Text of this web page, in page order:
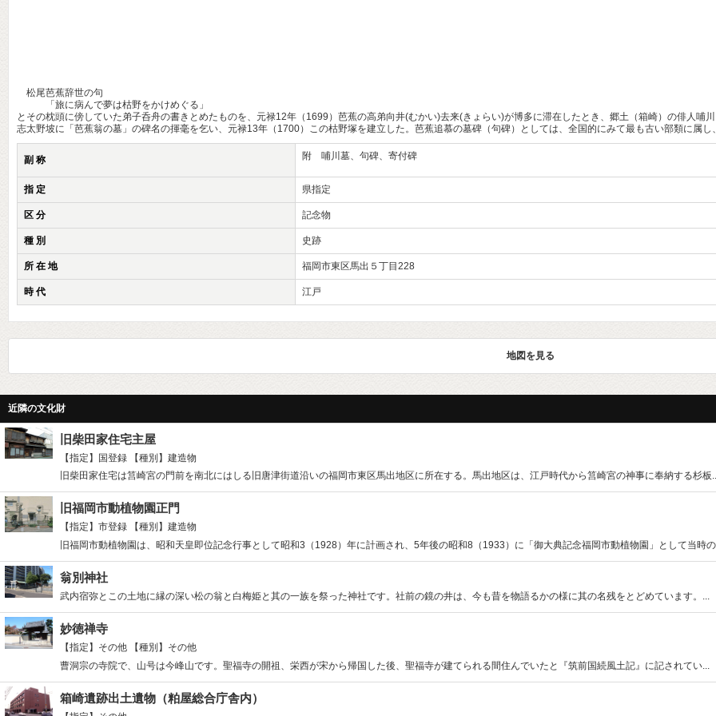
松尾芭蕉辞世の句
「旅に病んで夢は枯野をかけめぐる」
とその枕頭に傍していた弟子呑舟の書きとめたものを、元禄12年（1699）芭蕉の高弟向井(むかい)去来(きょらい)が博多に滞在したとき、郷土（箱崎）の俳人哺
志太野坡に「芭蕉翁の墓」の碑名の揮毫を乞い、元禄13年（1700）この枯野塚を建立した。芭蕉追慕の墓碑（句碑）としては、全国的にみて最も古い部類に属し
副 称 附 哺川墓、句碑、寄付碑
指 定 県指定
区 分 記念物
種 別 史跡
所 在 地 福岡市東区馬出５丁目228
時 代 江戸
地図を見る
近隣の文化財
旧柴田家住宅主屋
【指定】国登録
【種別】建造物
旧柴田家住宅は筥崎宮の門前を南北にはしる旧唐津街道沿いの福岡市東区馬出地区に所在する。馬出地区は、江戸時代から筥崎宮の神事に奉納する杉板
旧福岡市動植物園正門
【指定】市登録
【種別】建造物
旧福岡市動植物園は、昭和天皇即位記念行事として昭和3（1928）年に計画され、5年後の昭和8（1933）に「御大典記念福岡市動植物園」として当時
翁別神社
武内宿弥とこの土地に縁の深い松の翁と白梅姫と其の一族を祭った神社です。社前の鏡の井は、今も昔を物語るかの様に其の名残をとどめています。...
妙徳禅寺
【指定】その他
【種別】その他
曹洞宗の寺院で、山号は今峰山です。聖福寺の開祖、栄西が宋から帰国した後、聖福寺が建てられる間住んでいたと『筑前国続風土記』に記されてい...
箱崎遺跡出土遺物（粕屋総合庁舎内）